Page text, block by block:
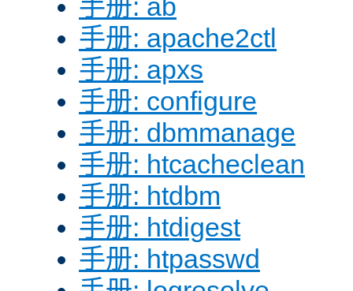
手册: ab
手册: apache2ctl
手册: apxs
手册: configure
手册: dbmmanage
手册: htcacheclean
手册: htdbm
手册: htdigest
手册: htpasswd